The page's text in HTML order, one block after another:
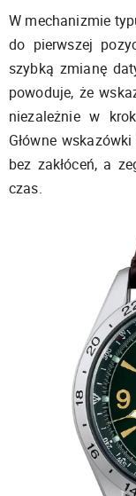
W mechanizmie
do pierwszej
szybką zmianę
powoduje, że
niezależnie w
Główne
bez zakłóceń, a
czas.